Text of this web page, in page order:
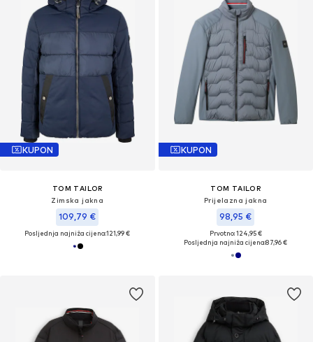
KUPON
TOM TAILOR
Zimska jakna
109,79 €
Posljednja najniža cijena:121,99 €
KUPON
TOM TAILOR
Prijelazna jakna
98,95 €
Prvotno: 124,95 €
Posljednja najniža cijena:87,96 €